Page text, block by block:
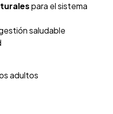
para el sistema
saludable
adultos